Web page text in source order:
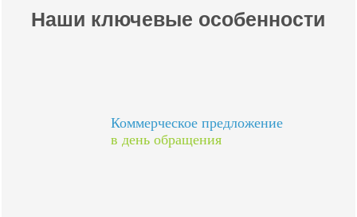
Наши ключевые особенности
Коммерческое предложение
в день обращения